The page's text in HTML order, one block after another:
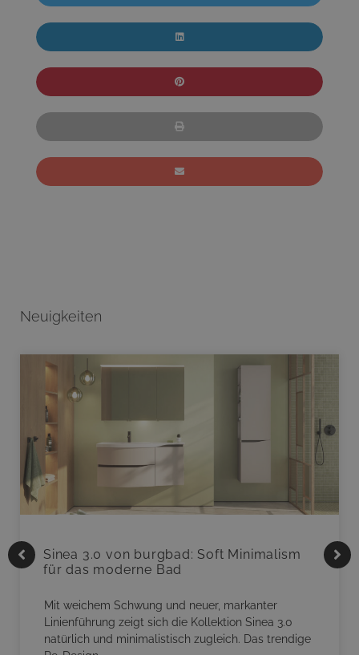
Neuigkeiten
Sinea 3.0 von burgbad: Soft Minimalism
für das moderne Bad
Mit weichem Schwung und neuer, markanter
Linienführung zeigt sich die Kollektion Sinea 3.0
natürlich und minimalistisch zugleich. Das trendige